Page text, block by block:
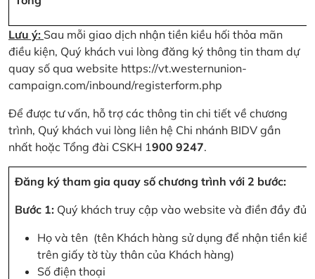
Lưu ý: Sau mỗi giao dịch nhận tiền kiều hối thỏa mãn
điều kiện, Quý khách vui lòng đăng ký thông tin tham dự
quay số qua website https://vt.westernunion-
campaign.com/inbound/registerform.php
Để được tư vấn, hỗ trợ các thông tin chi tiết về chương
trình, Quý khách vui lòng liên hệ Chi nhánh BIDV gần
nhất hoặc Tổng đài CSKH 1900 9247.
Đăng ký tham gia quay số chương trình với 2 bước:
Bước 1: Quý khách truy cập vào website và điền đầy đủ
Họ và tên (tên Khách hàng sử dụng để nhận tiền
trên giấy tờ tùy thân của Khách hàng)
Số điện thoại